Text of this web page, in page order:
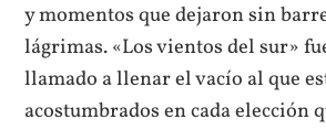
y momentos que dejaron sin
lágrimas. «Los vientos del sur»
llamado a llenar el vacío al que
acostumbrados en cada elección